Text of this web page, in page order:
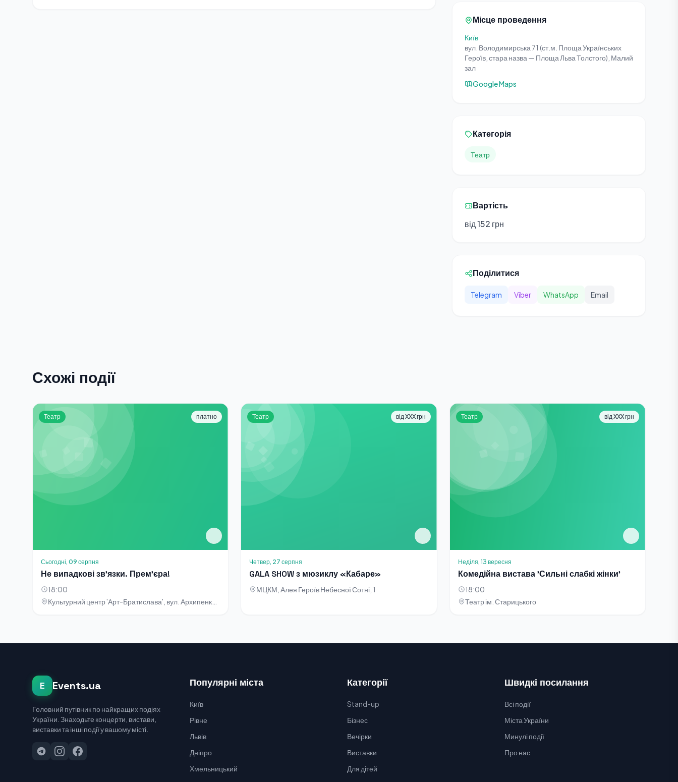
Місце проведення
Київ
вул. Володимирська 71 (ст.м. Площа Українських
Героїв, стара назва — Площа Льва Толстого), Малий
зал
Google Maps
Категорія
Театр
Вартість
від 152 грн
Поділитися
Telegram Viber WhatsApp Email
Схожі події
Театр платно
Сьогодні, 09 серпня
Не випадкові зв'язки. Прем'єра!
18:00
Театр від XXX грн
Четвер, 27 серпня
GALA SHOW з мюзиклу «Кабаре»
МЦКМ, Алея Героїв Небесної Сотні, 1
Театр від XXX грн
Неділя, 13 вересня
Комедійна вистава 'Сильні слабкі жінки'
18:00
Театр ім. Старицького
E Events.ua
Головний путівник по найкращих подіях
України. Знаходьте концерти, вистави,
виставки та інші події у вашому місті.
Популярні міста
Київ
Рівне
Львів
Дніпро
Хмельницький
Категорії
Stand-up
Бізнес
Вечірки
Виставки
Для дітей
Швидкі посилання
Всі події
Міста України
Минулі події
Про нас